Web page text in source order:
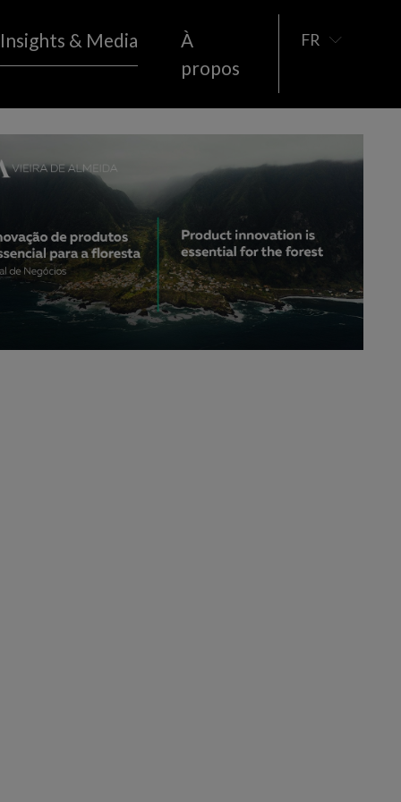
Sport
Télécommunications
Économie Sociale
Tourisme
Insights & Media
À
propos
FR